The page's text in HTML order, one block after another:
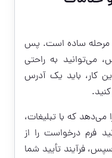
ساده است. پس
می‌توانید به راحتی
کار، باید یک آدرس
که با تبلیغات،
فرم درخواست را از
فرآیند تأیید شما